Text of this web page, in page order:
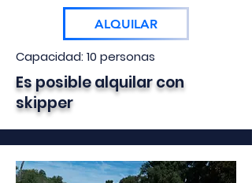
ALQUILAR
Capacidad: 10 personas
Es posible alquilar con
skipper